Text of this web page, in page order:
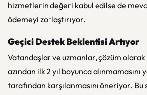
hizmetlerin değeri kabul edilse de
ödemeyi zorlaştırıyor.
Geçici Destek Beklentisi Artıyor
Vatandaşlar ve uzmanlar, çözüm olarak
azından ilk 2 yıl boyunca alınmamasını
tarafından karşılanmasını öneriyor. Bu